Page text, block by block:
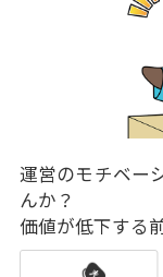
運営のモチベー
んか？
価値が低下する